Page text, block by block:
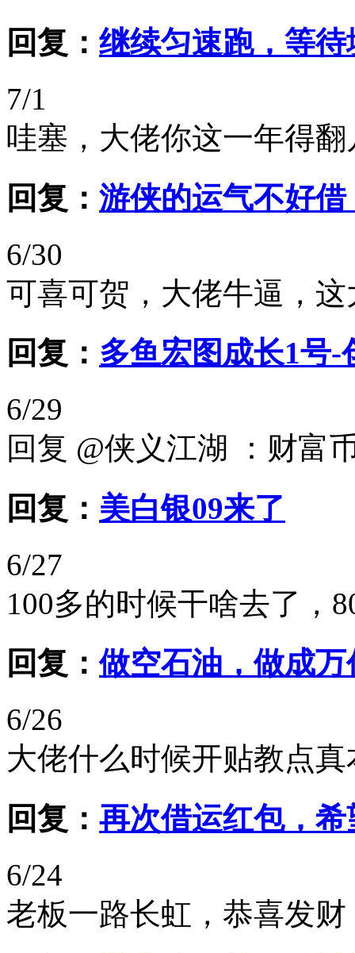
回复： 继续匀速跑，等
7/1
哇塞，大佬你这一年得翻
回复： 游侠的运气不好
6/30
可喜可贺，大佬牛逼，
回复： 多鱼宏图成长1号-
6/29
回复 @侠义江湖 ：财富
回复： 美白银09来了
6/27
100多的时候干啥去了，
回复：做空石油，做成万
6/26
大佬什么时候开贴教点真
回复： 再次借运红包，
6/24
老板一路长虹，恭喜发